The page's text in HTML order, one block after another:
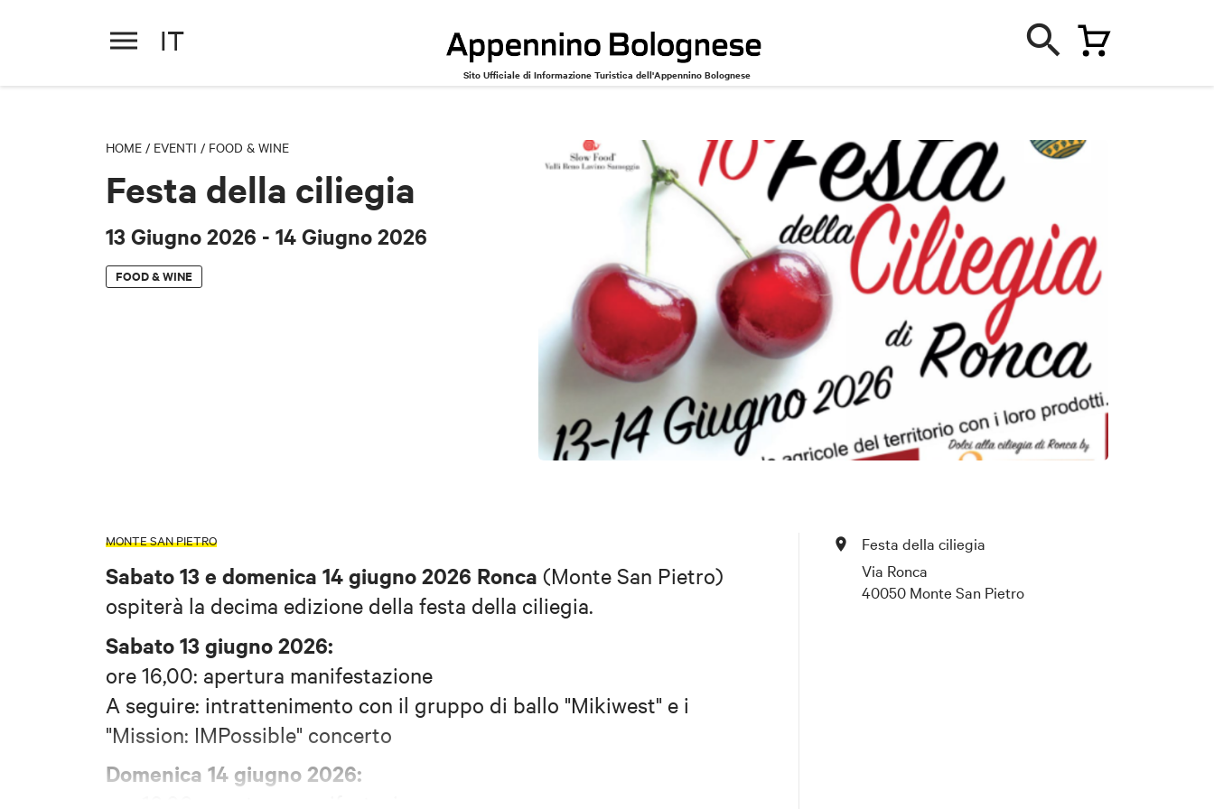
IT
Sito Ufficiale di Informazione Turistica dell'Appennino Bolognese
HOME / EVENTI / FOOD & WINE
Festa della ciliegia
13 Giugno 2026 - 14 Giugno 2026
FOOD & WINE
MONTE SAN PIETRO
Sabato 13 e domenica 14 giugno 2026 Ronca (Monte San Pietro)
ospiterà la decima edizione della festa della ciliegia.
Sabato 13 giugno 2026:
ore 16,00: apertura manifestazione
A seguire: intrattenimento con il gruppo di ballo "Mikiwest" e i
"Mission: IMPossible" concerto
Domenica 14 giugno 2026:
Festa della ciliegia
Via Ronca
40050 Monte San Pietro